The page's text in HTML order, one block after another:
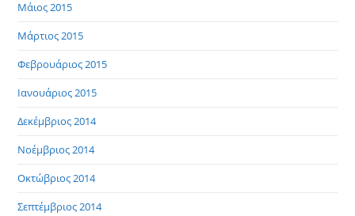
Μάιος 2015
Μάρτιος 2015
Φεβρουάριος 2015
Ιανουάριος 2015
Δεκέμβριος 2014
Νοέμβριος 2014
Οκτώβριος 2014
Σεπτέμβριος 2014